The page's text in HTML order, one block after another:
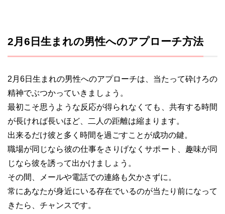
2月6日生まれの男性へのアプローチ方法
2月6日生まれの男性へのアプローチは、当たって砕けろの
精神でぶつかっていきましょう。
最初こそ思うような反応が得られなくても、共有する時間
が長ければ長いほど、二人の距離は縮まります。
出来るだけ彼と多く時間を過ごすことが成功の鍵。
職場が同じなら彼の仕事をさりげなくサポート、趣味が同
じなら彼を誘って出かけましょう。
その間、メールや電話での連絡も欠かさずに。
常にあなたが身近にいる存在でいるのが当たり前になって
きたら、チャンスです。